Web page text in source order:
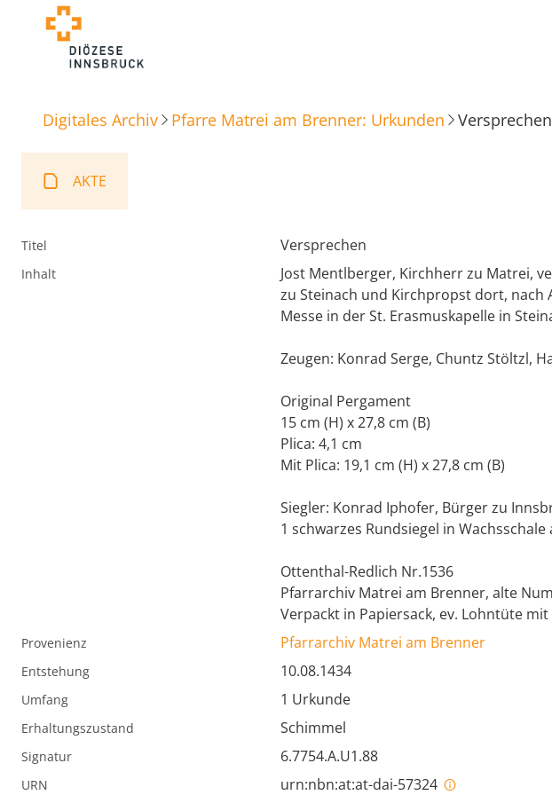
Digitales Archiv Pfarre Matrei am Brenner: Urkunden Versprechen
AKTE
Titel Versprechen
Inhalt
Jost Mentlberger, Kirchherr zu Matrei,
zu Steinach und Kirchpropst dort, nach
Messe in der St. Erasmuskapelle in
Zeugen: Konrad Serge, Chuntz Stöltzl,
Original Pergament
15 cm (H) x 27,8 cm (B)
Plica: 4,1 cm
Mit Plica: 19,1 cm (H) x 27,8 cm (B)
Siegler: Konrad Iphofer, Bürger zu
1 schwarzes Rundsiegel in
Ottenthal-Redlich Nr.1536
Pfarrarchiv Matrei am Brenner, alte
Verpackt in Papiersack, ev. Lohntüte
Provenienz Pfarrarchiv Matrei am Brenner
Entstehung 10.08.1434
Umfang 1 Urkunde
Erhaltungszustand Schimmel
Signatur 6.7754.A.U1.88
URN urn:nbn:at:at-dai-57324